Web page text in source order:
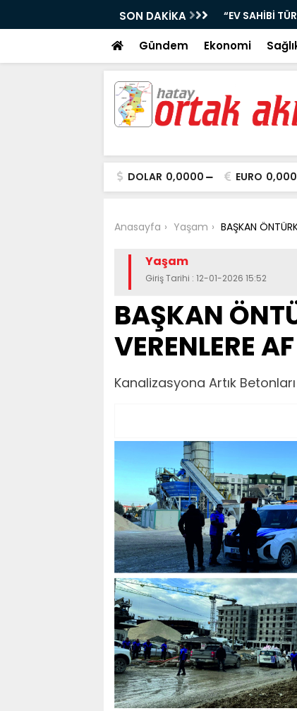
SON DAKİKA
SOSYAL KONUT PROJESİ” KAPSAMINDA GÜZELBURÇ
Gündem Ekonomi
DOLAR 0,0000 EURO
Anasayfa Yaşam BAŞKAN
Yaşam
Giriş Tarihi : 12-01-2026 15:52
BAŞKAN
VERENLERE
Kanalizasyona Artık